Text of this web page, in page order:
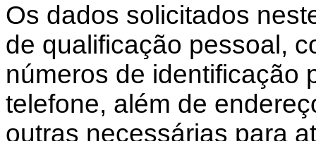
Os dados solicitados
de qualificação pessoal,
números de identificação
telefone, além de
outras necessárias para